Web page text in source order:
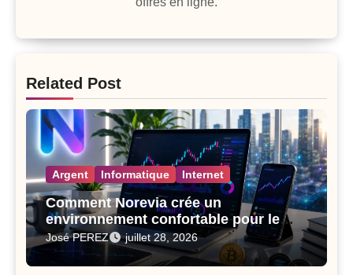
Related Post
Argent Informatique Internet
Comment Norevia crée un
environnement confortable pour le
trading des actifs numériques
José PEREZ juillet 28, 2026